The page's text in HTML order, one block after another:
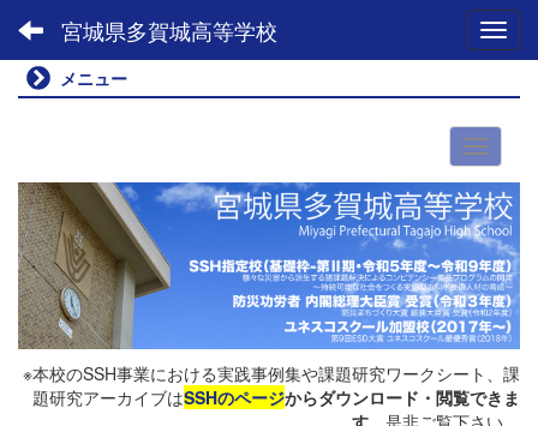
宮城県多賀城高等学校
メニュー
※本校のSSH事業における実践事例集や課題研究ワークシート、課
題研究アーカイブはSSHのページからダウンロード・閲覧できま